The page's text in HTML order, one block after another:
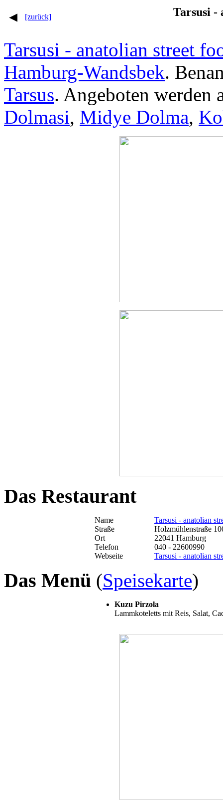
[zurück] Tarsusi -
Tarsusi - anatolian street
Hamburg-Wandsbek.
Tarsus. Angeboten werden
Dolmasi, Midye Dolma,
Das Restaurant
Name
Tarsusi - anatolian
Straße
Holzmühlenstraße
Ort
22041 Hamburg
Telefon
040 - 22600990
Webseite
Tarsusi - anatolian
Das Menü (Speisekarte)
Kuzu Pirzola
Lammkoteletts mit Reis, Salat,